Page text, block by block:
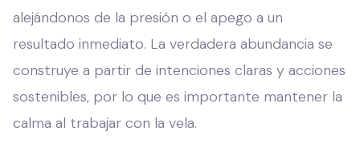
alejándonos de la presión o el apego a un
resultado inmediato. La verdadera abundancia se
construye a partir de intenciones claras y acciones
sostenibles, por lo que es importante mantener la
calma al trabajar con la vela.